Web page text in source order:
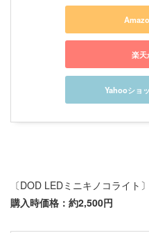
楽天
Yahooショ
〔DOD LEDミニキノコライト〕
購入時価格：約2,500円